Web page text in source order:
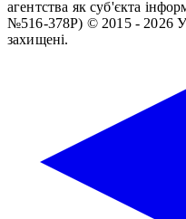
агентства як суб'єкта
№516-378Р) © 2015 - 2026
захищені.